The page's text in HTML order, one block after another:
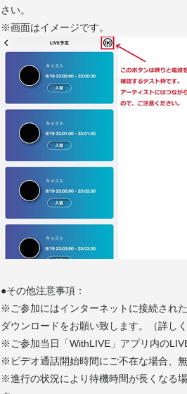
さい。
※画面はイメージです。
●その他注意事項：
※ご参加にはインターネットに接続され
ダウンロードをお願い致します。（詳し
※ご参加当日「WithLIVE」アプリ内の
※ビデオ通話開始時間にご不在な場合、
※進行の状況により待機時間が長くなる